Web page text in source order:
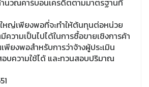
นวณคาร์บอนเครดิตตามมาตรฐานที่
หญ่เพียงพอที่จะทำให้ต้นทุนต่อหน่วย
วามเป็นไปได้ในการซื้อขายเชิงการค้า
พียงพอสำหรับการว่าจ้างผู้ประเมิน
บความใช้ได้ และทวนสอบปริมาณ